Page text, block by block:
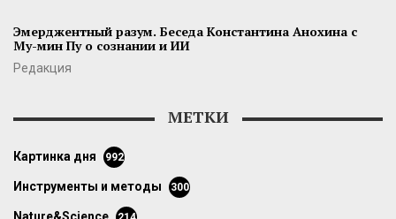
Эмерджентный разум. Беседа Константина Анохина с
Му-мин Пу о сознании и ИИ
Редакция
МЕТКИ
картинка дня 992
инструменты и методы 300